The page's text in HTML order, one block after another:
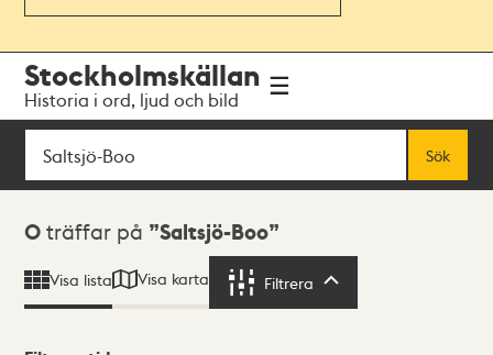
navigationen
huvudinnehållet
Stockholmskällan
Historia i ord, ljud och bild
Sök
Sök
Sökresultat
0 träffar på Saltsjö-Boo
Visa lista Visa karta Filtrera